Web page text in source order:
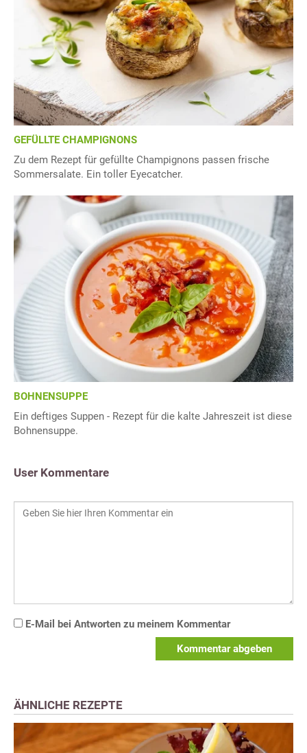
GEFÜLLTE CHAMPIGNONS
Zu dem Rezept für gefüllte Champignons passen frische
Sommersalate. Ein toller Eyecatcher.
BOHNENSUPPE
Ein deftiges Suppen - Rezept für die kalte Jahreszeit ist diese
Bohnensuppe.
User Kommentare
E-Mail bei Antworten zu meinem Kommentar
Kommentar abgeben
ÄHNLICHE REZEPTE